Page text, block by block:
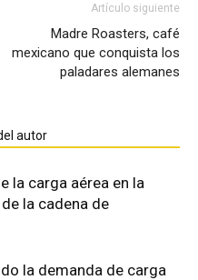
Artículo siguiente
Madre Roasters, café
mexicano que conquista los
paladares alemanes
autor
la carga aérea en la
la cadena de
la demanda de carga